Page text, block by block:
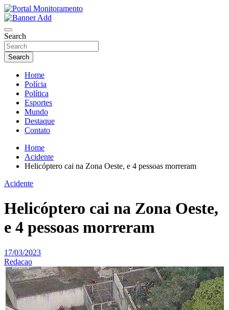
Skip
to
content
Portal Monitoramento
Search
Search
Home
Polícia
Política
Esportes
Mundo
Destaque
Contato
Home
Acidente
Helicóptero cai na Zona Oeste, e 4 pessoas morreram
Acidente
Helicóptero cai na Zona Oeste,
e 4 pessoas morreram
17/03/2023
Redacao